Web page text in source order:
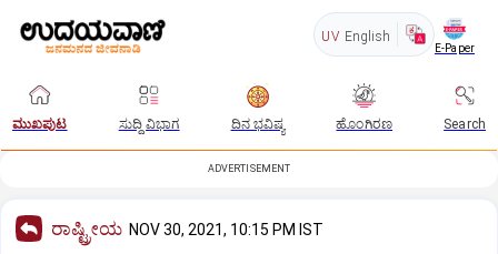
UV English
E-Paper
ಮುಖಪುಟ ಸುದ್ದಿ ವಿಭಾಗ ದಿನ ಭವಿಷ್ಯ ಹೊಂಗಿರಣ Search
ADVERTISEMENT
ರಾಷ್ಟ್ರೀಯ NOV 30, 2021, 10:15 PM IST